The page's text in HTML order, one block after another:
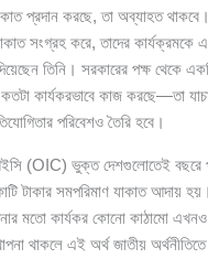
প্রদান করছে, তা অব্যাহত থাকবে।
সংগ্রহ করে, তাদের কার্যক্রমকে
তিনি। সরকারের পক্ষ থেকে
কতটা কার্যকরভাবে কাজ করছে—তা
পরিবেশও তৈরি হবে।
(OIC) ভুক্ত দেশগুলোতেই বছরে
টাকার সমপরিমাণ যাকাত আদায়
মতো কার্যকর কোনো কাঠামো
থাকলে এই অর্থ জাতীয়